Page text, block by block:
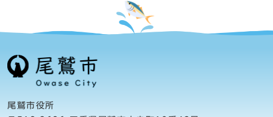
尾鷲市役所